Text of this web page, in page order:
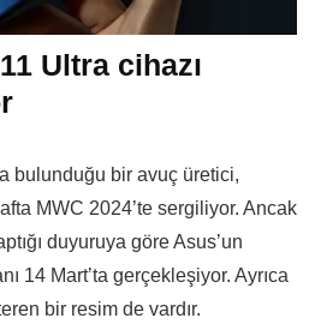
Ultra cihazı
bulunduğu bir avuç üretici,
MWC 2024’te sergiliyor. Ancak
duyuruya göre Asus’un
14 Mart’ta gerçekleşiyor. Ayrıca
bir resim de vardır.